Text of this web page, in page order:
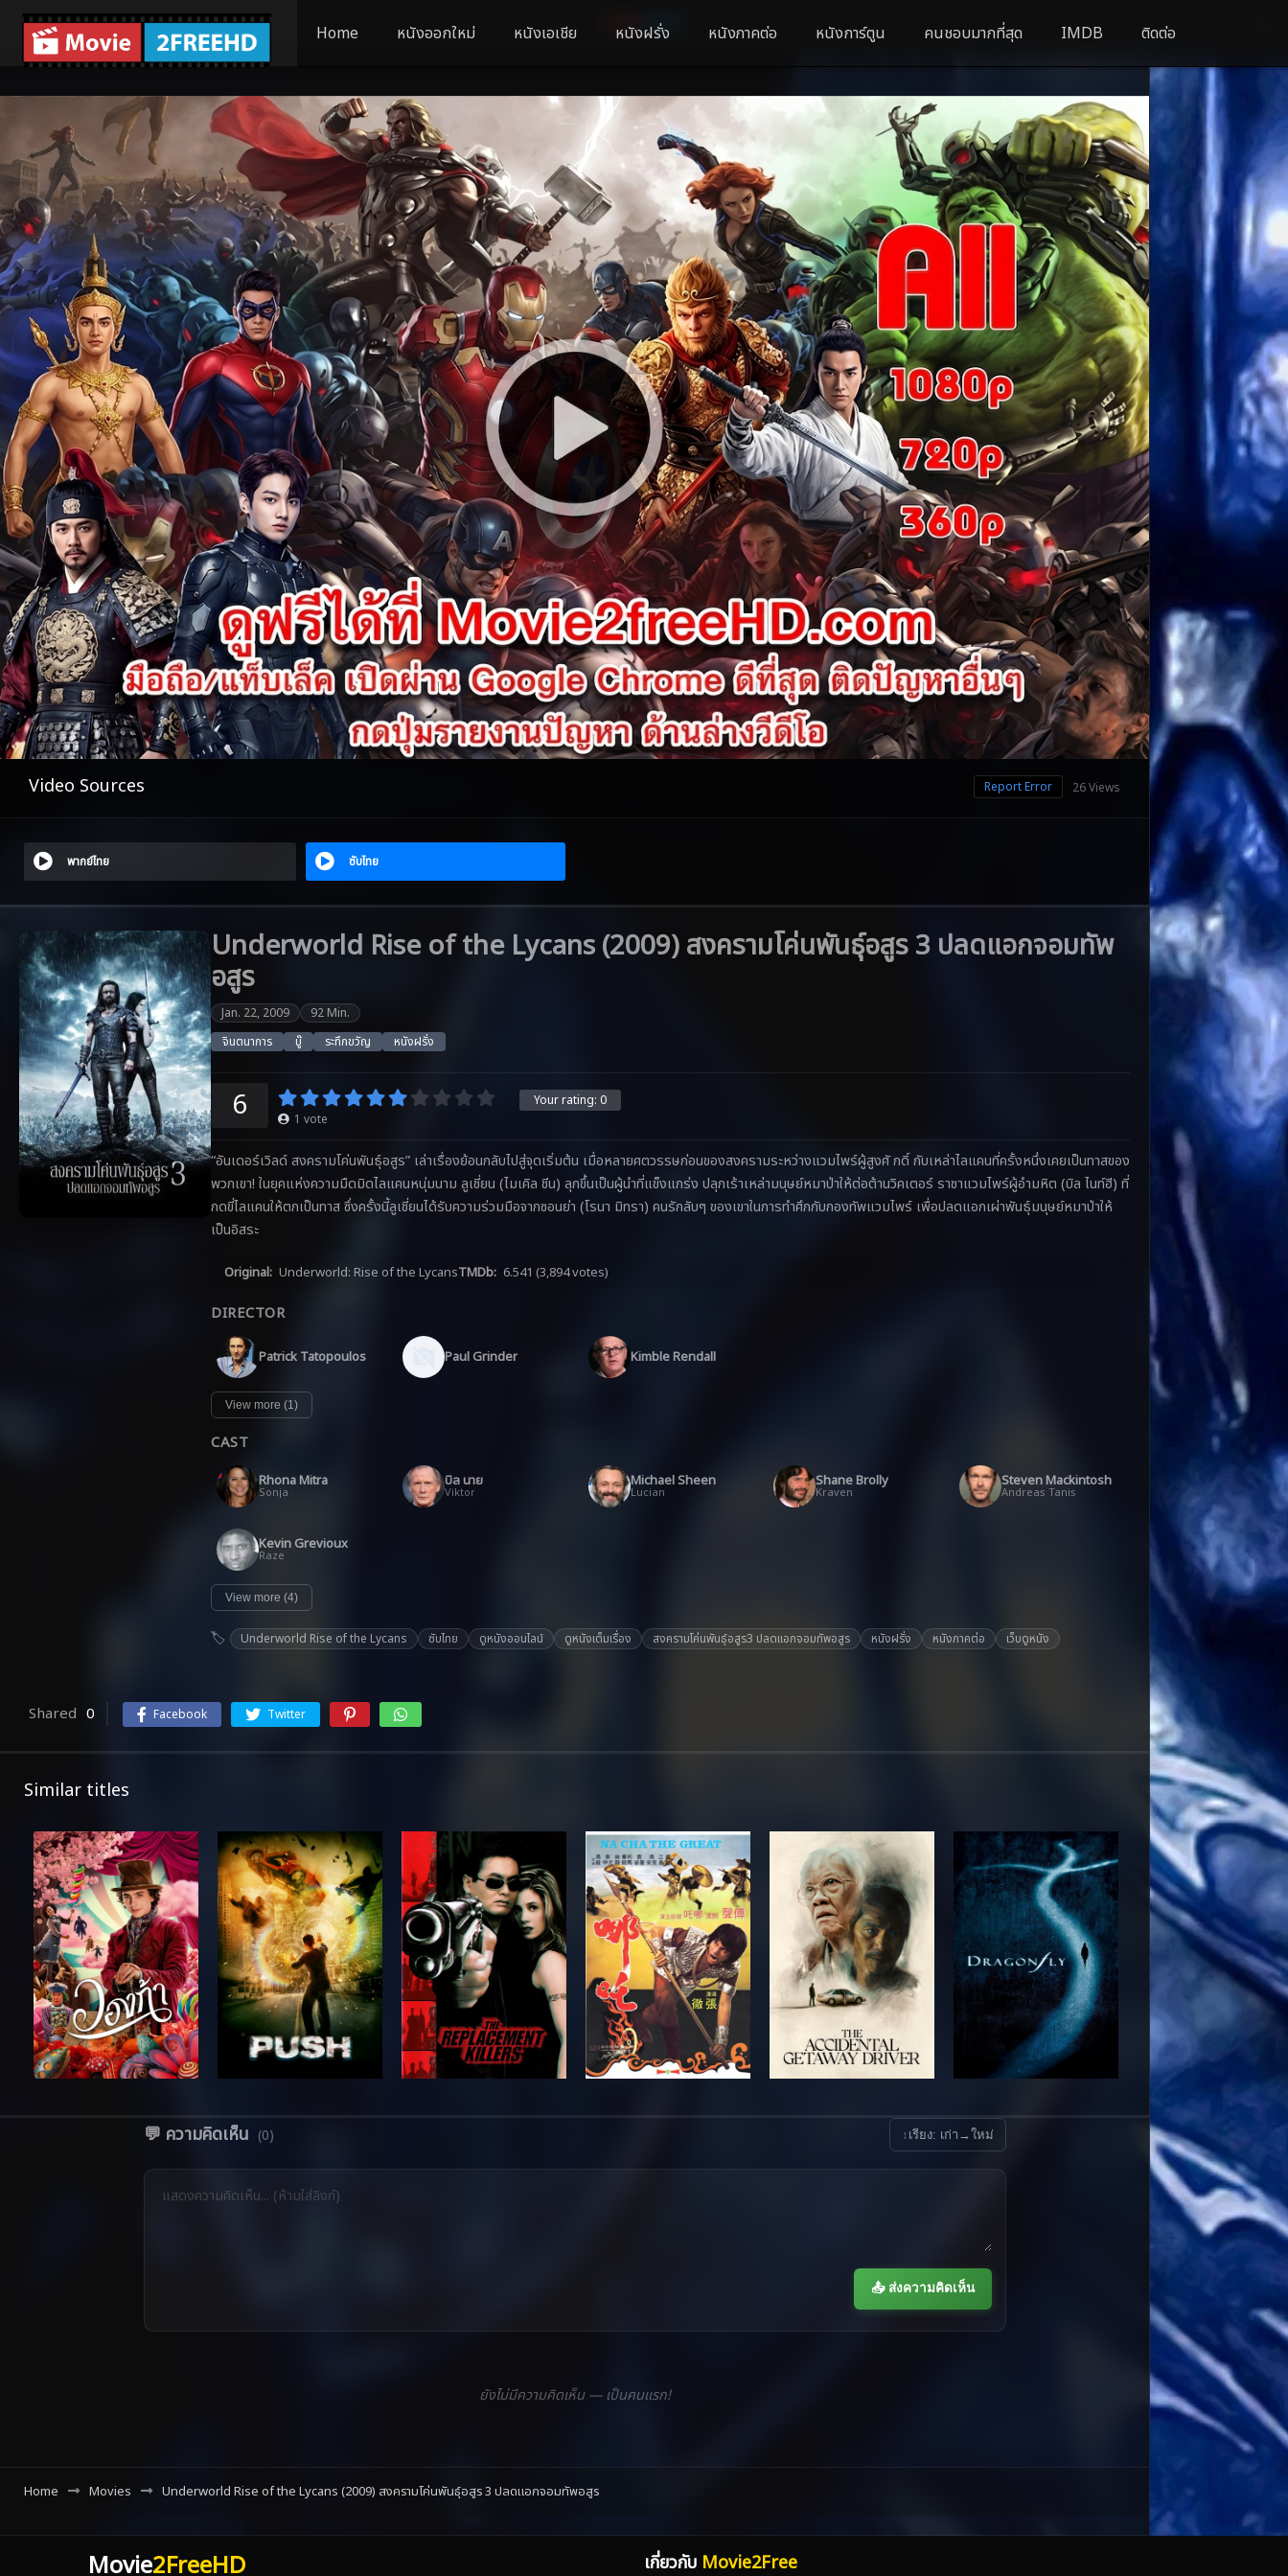
Home หนังออกใหม่ หนังเอเชีย หนังฝรั่ง หนังภาคต่อ หนังการ์ตูน คนชอบมากที่สุด IMDB ติดต่อ
Video Sources 26 Views
Report Error
พากย์ไทย ซับไทย
Underworld Rise of the Lycans (2009) สงครามโค่นพันธุ์อสูร 3 ปลดแอกจอมทัพ
อสูร
Jan. 22, 2009
92 Min.
จินตนาการ
บู๊ ระทึกขวัญ หนังฝรั่ง
Your rating: 0
6 1 vote
“อันเดอร์เวิลด์ สงครามโค่นพันธุ์อสูร” เล่าเรื่องย้อนกลับไปสู่จุดเริ่มต้น เมื่อหลายศตวรรษก่อนของสงครามระหว่างแวมไพร์ผู้สูงศั กดิ์ กับเหล่าไลแคนที่ครั้งหนึ่งเคยเป็นทาสของ
พวกเขา! ในยุคแห่งความมืดมิดไลแคนหนุ่มนาม ลูเชี่ยน (ไมเคิล ชีน) ลุกขึ้นเป็นผู้นำที่แข็งแกร่ง ปลุกเร้าเหล่ามนุษย์หมาป่าให้ต่อต้านวิคเตอร์ ราชาแวมไพร์ผู้อำมหิต (บิล ไนท์ฮี) ที่
กดขี่ไลแคนให้ตกเป็นทาส ซึ่งครั้งนี้ลูเชี่ยนได้รับความร่วมมือจากซอนย่า (โรนา มิทรา) คนรักลับๆ ของเขาในการทำศึกกับกองทัพแวมไพร์ เพื่อปลดแอกเผ่าพันธุ์มนุษย์หมาป่าให้
เป็นอิสระ
Original: Underworld: Rise of the LycansTMDb: 6.541 (3,894 votes)
DIRECTOR
Patrick Tatopoulos Paul Grinder Kimble Rendall
View more (1)
CAST
Rhona Mitra
Sonja
บิล นาย
Viktor
Michael Sheen
Lucian
Shane Brolly
Kraven
Steven Mackintosh
Andreas Tanis
Kevin Grevioux
Raze
View more (4)
Underworld Rise of the Lycans ซับไทย ดูหนังออนไลน์ ดูหนังเต็มเรื่อง สงครามโค่นพันธุ์อสูร3 ปลดแอกจอมทัพอสูร หนังฝรั่ง หนังภาคต่อ เว็บดูหนัง
Shared 0 Facebook Twitter
Similar titles
💬 ความคิดเห็น (0) ↕ เรียง: เก่า→ใหม่
📤 ส่งความคิดเห็น
ยังไม่มีความคิดเห็น — เป็นคนแรก!
Home Movies Underworld Rise of the Lycans (2009) สงครามโค่นพันธุ์อสูร 3 ปลดแอกจอมทัพอสูร
Movie2FreeHD เกี่ยวกับ Movie2Free